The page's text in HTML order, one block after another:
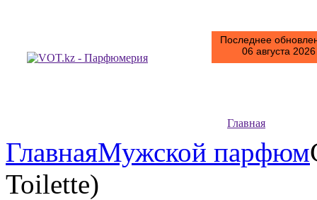
Последнее
06 августа
Главная
ГлавнаяМужской парфюм
Toilette)